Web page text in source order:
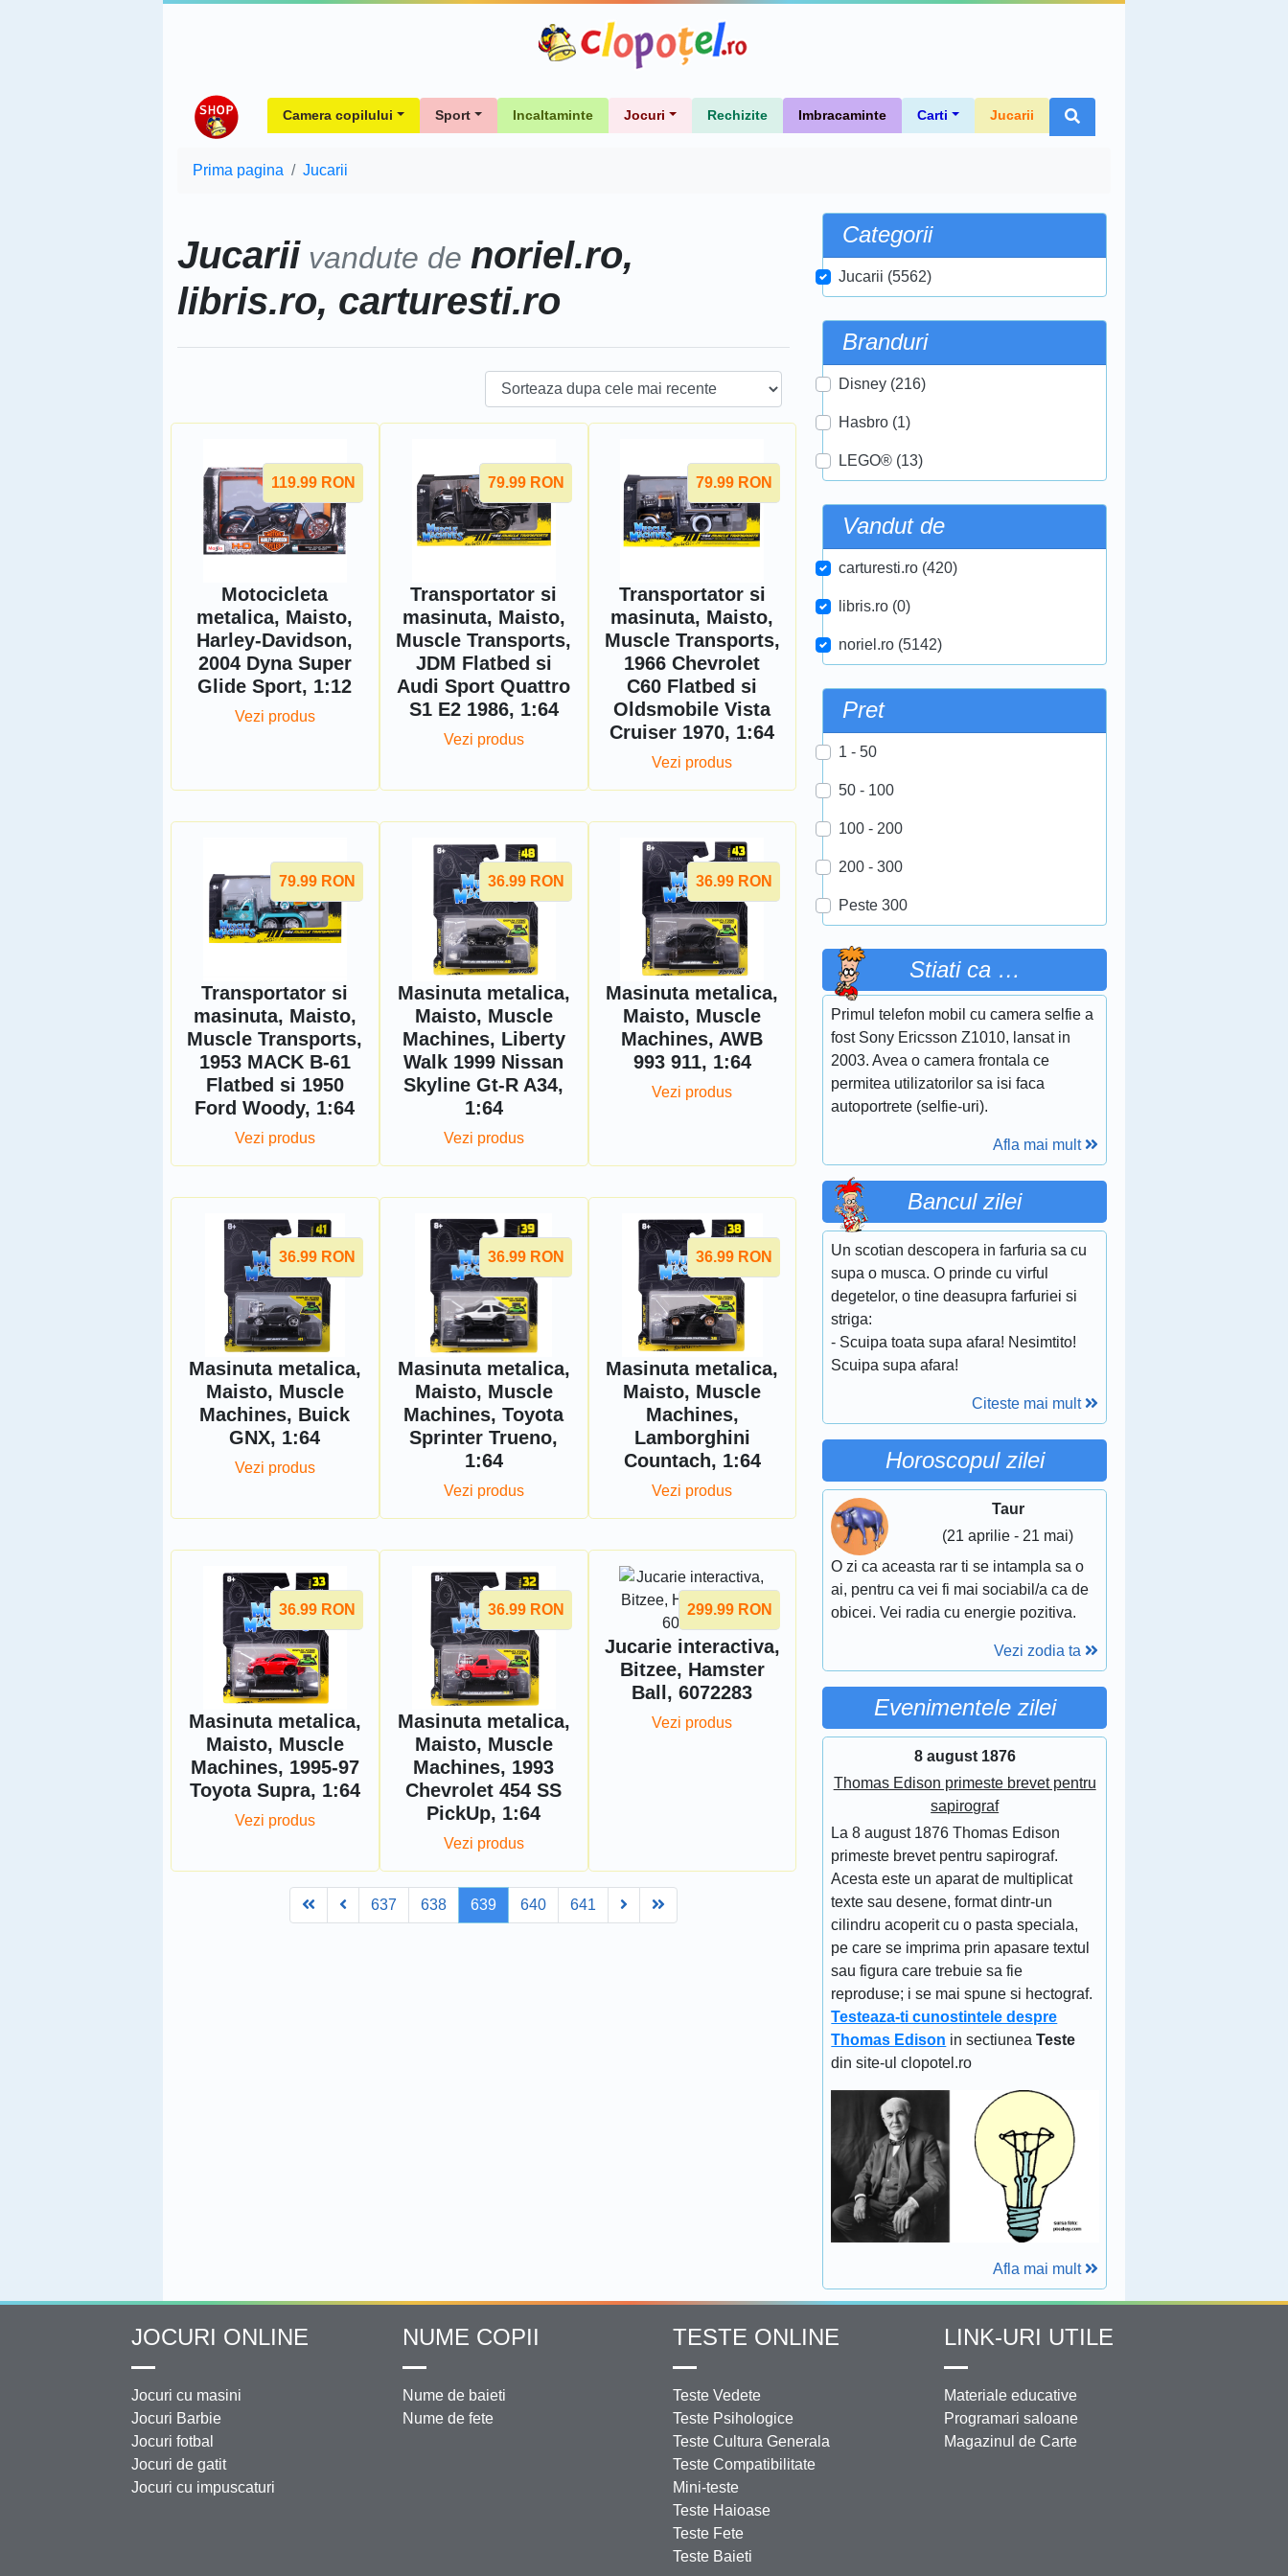
Camera copilului Sport Incaltaminte Jocuri Rechizite Imbracaminte Carti Jucarii
Prima pagina Jucarii
Jucarii vandute de noriel.ro,
libris.ro, carturesti.ro
119.99 RON
Motocicleta
metalica, Maisto,
Harley-Davidson,
2004 Dyna Super
Glide Sport, 1:12
Vezi produs
79.99 RON
Transportator si
masinuta, Maisto,
Muscle Transports,
JDM Flatbed si
Audi Sport Quattro
S1 E2 1986, 1:64
Vezi produs
79.99 RON
Transportator si
masinuta, Maisto,
Muscle Transports,
1966 Chevrolet
C60 Flatbed si
Oldsmobile Vista
Cruiser 1970, 1:64
Vezi produs
79.99 RON
Transportator si
masinuta, Maisto,
Muscle Transports,
1953 MACK B-61
Flatbed si 1950
Ford Woody, 1:64
Vezi produs
36.99 RON
Masinuta metalica,
Maisto, Muscle
Machines, Liberty
Walk 1999 Nissan
Skyline Gt-R A34,
1:64
Vezi produs
36.99 RON
Masinuta metalica,
Maisto, Muscle
Machines, AWB
993 911, 1:64
Vezi produs
36.99 RON
Masinuta metalica,
Maisto, Muscle
Machines, Buick
GNX, 1:64
Vezi produs
36.99 RON
Masinuta metalica,
Maisto, Muscle
Machines, Toyota
Sprinter Trueno,
1:64
Vezi produs
36.99 RON
Masinuta metalica,
Maisto, Muscle
Machines,
Lamborghini
Countach, 1:64
Vezi produs
36.99 RON
Masinuta metalica,
Maisto, Muscle
Machines, 1995-97
Toyota Supra, 1:64
Vezi produs
36.99 RON
Masinuta metalica,
Maisto, Muscle
Machines, 1993
Chevrolet 454 SS
PickUp, 1:64
Vezi produs
299.99 RON
Jucarie interactiva,
Bitzee, Hamster
Ball, 6072283
Vezi produs
FirstPrev637 638 639 640 641 Next
Categorii
Jucarii (5562)
Branduri
Disney (216)
Hasbro (1)
LEGO® (13)
Vandut de
carturesti.ro (420)
libris.ro (0)
noriel.ro (5142)
Pret
1 - 50
50 - 100
100 - 200
200 - 300
Peste 300
Stiati ca …
Primul telefon mobil cu camera selfie a
fost Sony Ericsson Z1010, lansat in
2003. Avea o camera frontala ce
permitea utilizatorilor sa isi faca
autoportrete (selfie-uri).
Afla mai mult
Bancul zilei
Un scotian descopera in farfuria sa cu
supa o musca. O prinde cu virful
degetelor, o tine deasupra farfuriei si
striga:
- Scuipa toata supa afara! Nesimtito!
Scuipa supa afara!
Citeste mai mult
Horoscopul zilei
Taur
(21 aprilie - 21 mai)
O zi ca aceasta rar ti se intampla sa o
ai, pentru ca vei fi mai sociabil/a ca de
obicei. Vei radia cu energie pozitiva.
Vezi zodia ta
Evenimentele zilei
8 august 1876
Thomas Edison primeste brevet pentru
sapirograf
La 8 august 1876 Thomas Edison
primeste brevet pentru sapirograf.
Acesta este un aparat de multiplicat
texte sau desene, format dintr-un
cilindru acoperit cu o pasta speciala,
pe care se imprima prin apasare textul
sau figura care trebuie sa fie
reproduse; i se mai spune si hectograf.
Testeaza-ti cunostintele despre
Thomas Edison in sectiuneaTeste
din site-ul clopotel.ro
Afla mai mult
JOCURI ONLINE
Jocuri cu masini
Jocuri Barbie
Jocuri fotbal
Jocuri de gatit
Jocuri cu impuscaturi
NUME COPII
Nume de baieti
Nume de fete
TESTE ONLINE
Teste Vedete
Teste Psihologice
Teste Cultura Generala
Teste Compatibilitate
Mini-teste
Teste Haioase
Teste Fete
Teste Baieti
LINK-URI UTILE
Materiale educative
Programari saloane
Magazinul de Carte